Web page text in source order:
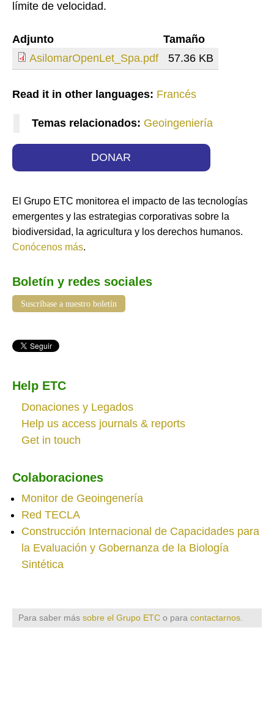
límite de velocidad.
Adjunto
Tamaño
AsilomarOpenLet_Spa.pdf
57.36 KB
Read it in other languages: Francés
Temas relacionados: Geoingeniería
DONAR
El Grupo ETC monitorea el impacto de las tecnologías
emergentes y las estrategias corporativas sobre la
biodiversidad, la agricultura y los derechos humanos.
Conócenos más.
Boletín y redes sociales
Suscríbase a nuestro boletín
Help ETC
Donaciones y Legados
Help us access journals & reports
Get in touch
Colaboraciones
Monitor de Geoingenería
Red TECLA
Construcción Internacional de Capacidades para
la Evaluación y Gobernanza de la Biología
Sintética
Para saber más sobre el Grupo ETC o para contactarnos